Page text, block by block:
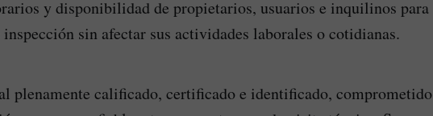
y disponibilidad de propietarios, usuarios e inquilinos para
sin afectar sus actividades laborales o cotidianas.
plenamente calificado, certificado e identificado, comprometido